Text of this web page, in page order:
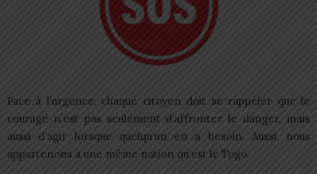
Face à l’urgence, chaque citoyen doit se rappeler que le
courage n’est pas seulement d’affronter le danger, mais
aussi d’agir lorsque quelqu’un en a besoin. Aussi, nous
appartenons à une même nation qu’est le Togo.